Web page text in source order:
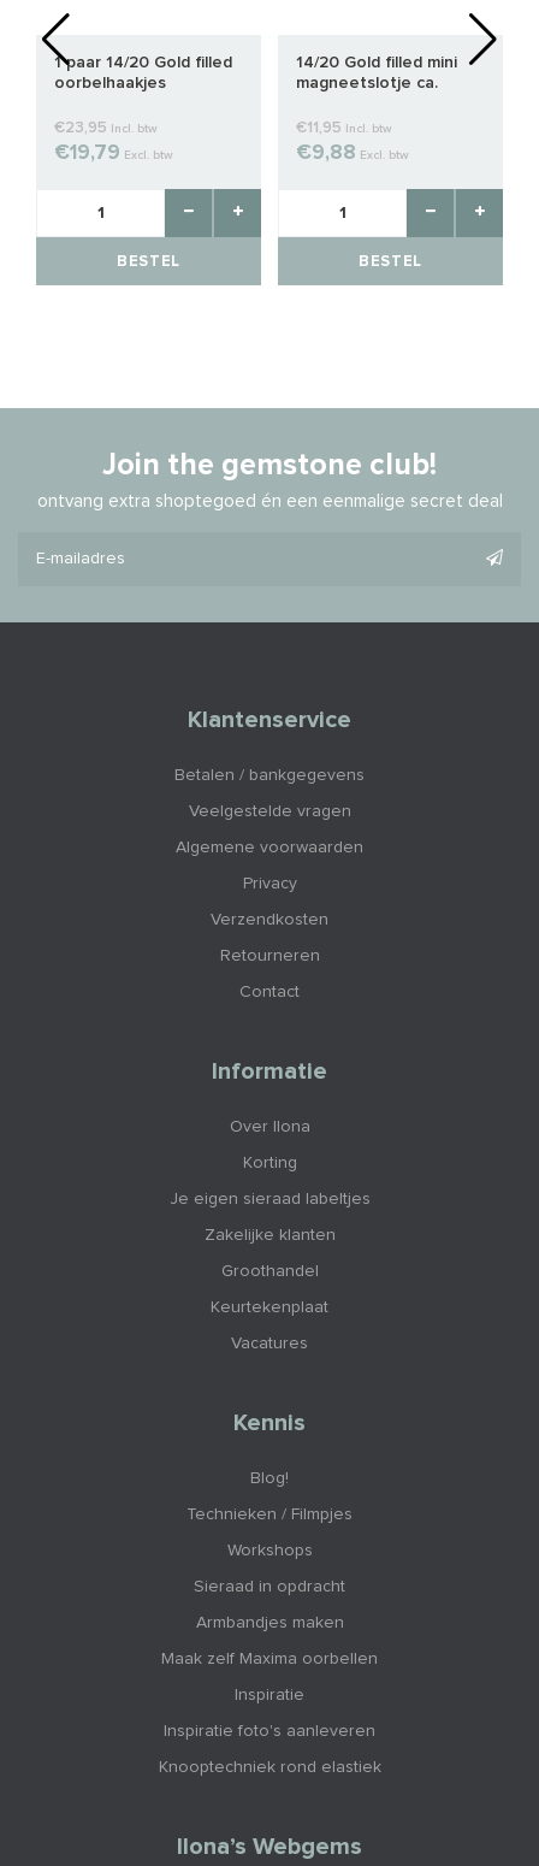
1 paar 14/20 Gold filled
oorbelhaakjes
€23,95 Incl. btw
€19,79 Excl. btw
BESTEL
14/20 Gold filled mini
magneetslotje ca.
€11,95 Incl. btw
€9,88 Excl. btw
BESTEL
Join the gemstone club!
ontvang extra shoptegoed én een eenmalige secret deal
Klantenservice
Betalen / bankgegevens
Veelgestelde vragen
Algemene voorwaarden
Privacy
Verzendkosten
Retourneren
Contact
Informatie
Over Ilona
Korting
Je eigen sieraad labeltjes
Zakelijke klanten
Groothandel
Keurtekenplaat
Vacatures
Kennis
Blog!
Technieken / Filmpjes
Workshops
Sieraad in opdracht
Armbandjes maken
Maak zelf Maxima oorbellen
Inspiratie
Inspiratie foto's aanleveren
Knooptechniek rond elastiek
Ilona’s Webgems